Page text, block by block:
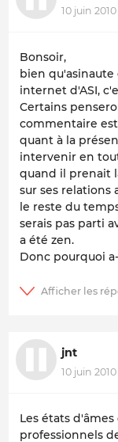
10 juin 2010
Bonsoir,
bien
internet d'ASI,
Certains
commentaire
quant à la
intervenir en
quand il prenait
sur ses relations
le reste du
serais pas parti
a été zen.
Donc pourquoi
jnt
10 juin 2010
Les états
professionnels